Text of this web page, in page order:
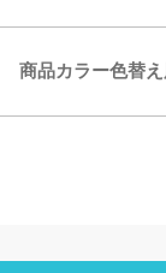
商品カラー色替